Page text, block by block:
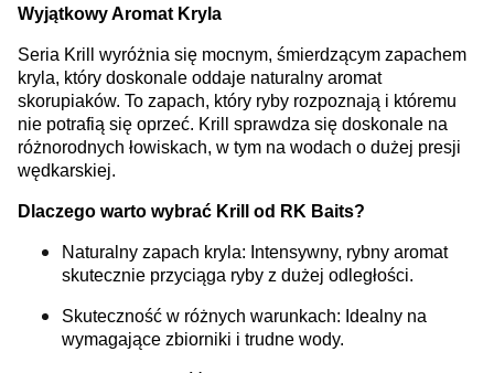
Wyjątkowy Aromat Kryla
Seria Krill wyróżnia się mocnym, śmierdzącym zapachem
kryla, który doskonale oddaje naturalny aromat
skorupiaków. To zapach, który ryby rozpoznają i któremu
nie potrafią się oprzeć. Krill sprawdza się doskonale na
różnorodnych łowiskach, w tym na wodach o dużej presji
wędkarskiej.
Dlaczego warto wybrać Krill od RK Baits?
Naturalny zapach kryla: Intensywny, rybny aromat
skutecznie przyciąga ryby z dużej odległości.
Skuteczność w różnych warunkach: Idealny na
wymagające zbiorniki i trudne wody.